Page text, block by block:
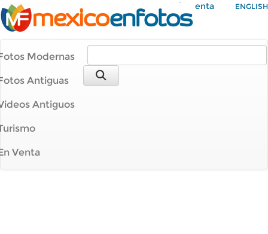
Mi Cuenta ENGLISH
Modernas
Antiguas
Antiguos
Venta